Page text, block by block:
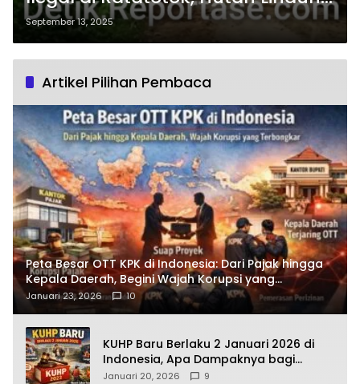
Terancam Rusak
September 13, 2025
Artikel Pilihan Pembaca
Peta Besar OTT KPK di Indonesia: Dari Pajak hingga
Kepala Daerah, Begini Wajah Korupsi yang
Terbongkar
Januari 23, 2026 10
KUHP Baru Berlaku 2 Januari 2026 di
Indonesia, Apa Dampaknya bagi
Kehidupan Warga? Ini Aturan Kunci
Januari 20, 2026 9